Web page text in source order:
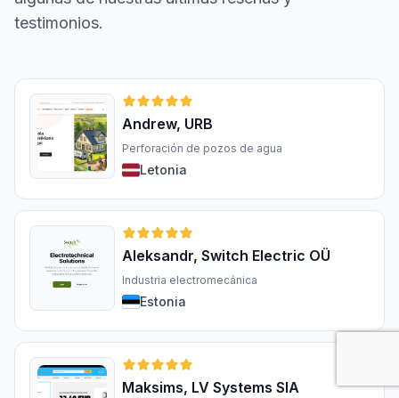
testimonios.
Andrew, URB
Perforación de pozos de agua
Letonia
Aleksandr, Switch Electric OÜ
Industria electromecánica
Estonia
Maksims, LV Systems SIA